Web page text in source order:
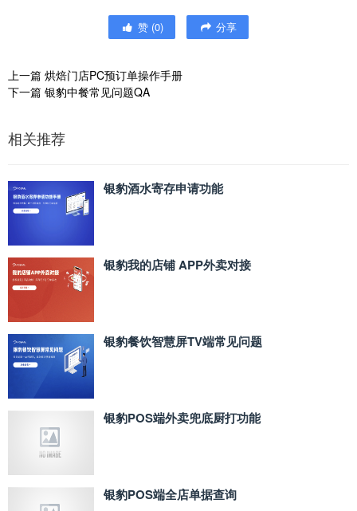
赞 (0) 分享
上一篇 烘焙门店PC预订单操作手册
下一篇 银豹中餐常见问题QA
相关推荐
银豹酒水寄存申请功能
银豹我的店铺 APP外卖对接
银豹餐饮智慧屏TV端常见问题
银豹POS端外卖兜底厨打功能
银豹POS端全店单据查询